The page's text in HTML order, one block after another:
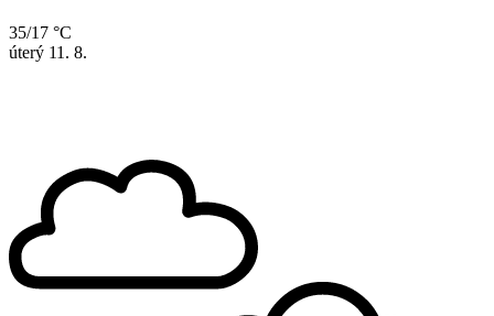
35/17 °C
úterý 11. 8.